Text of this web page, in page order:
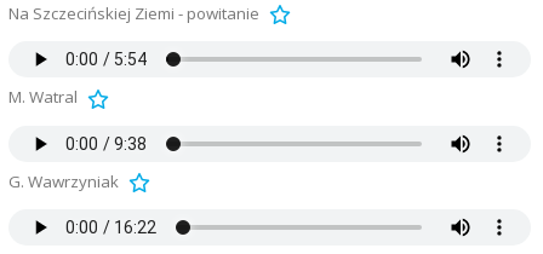
Na Szczecińskiej Ziemi - powitanie
M. Watral
G. Wawrzyniak